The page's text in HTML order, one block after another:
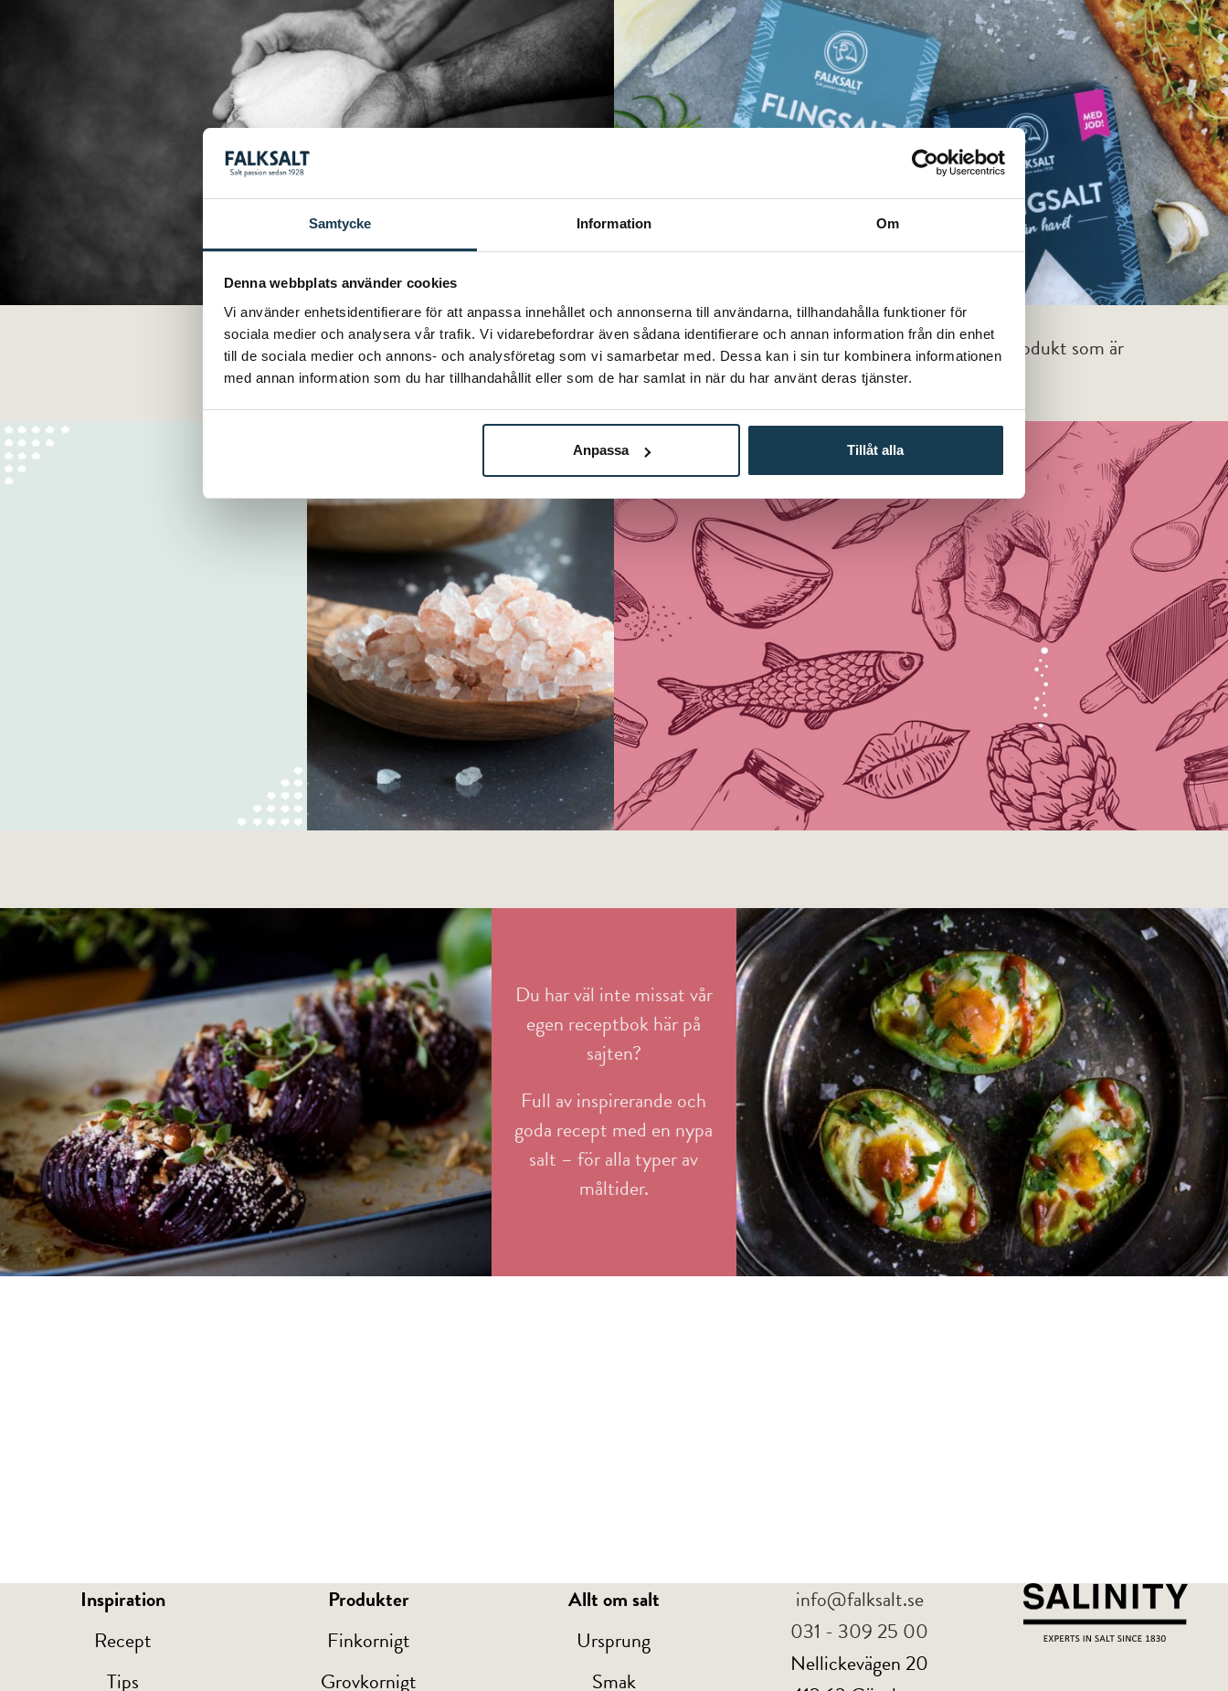
Samtycke Information Om
Denna webbplats använder cookies
Vi använder enhetsidentifierare för att anpassa innehållet och annonserna till användarna, tillhandahålla funktioner för
sociala medier och analysera vår trafik. Vi vidarebefordrar även sådana identifierare och annan information från din enhet
till de sociala medier och annons- och analysföretag som vi samarbetar med. Dessa kan i sin tur kombinera informationen
med annan information som du har tillhandahållit eller som de har samlat in när du har använt deras tjänster.
Anpassa Tillåt alla
SALT PASSION
I FYRA GENERATIONER
Sveriges mest
omtyckta flingsalter
Visste du…
… att det vi kallar för bergsalt är en helt naturlig produkt som är
över 200 miljoner år gammalt?
SALT
LYFTER SMAKEN
Vi har samlat våra bästa husmorstips som kan förenkla din vardag
Läs mer
Du har väl inte missat vår
egen receptbok här på
sajten?
Full av inspirerande och
goda recept med en nypa
salt – för alla typer av
måltider.
Inspiration
Recept
Tips
Produkter
Finkornigt
Grovkornigt
Allt om salt
Ursprung
Smak
info@falksalt.se
031 - 309 25 00
Nellickevägen 20